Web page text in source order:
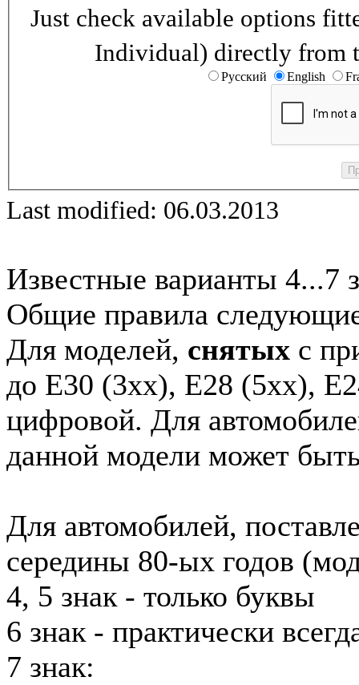
Just check available options
Individual) directly from
Русский English
Last modified: 06.03.2013
Известные варианты 4...7
Общие правила
Для моделей, снятых с
до E30 (3xx), E28 (5xx),
цифровой. Для
данной модели может
Для автомобилей,
середины 80-ых годов
4, 5 знак - только буквы
6 знак - практически
7 знак: